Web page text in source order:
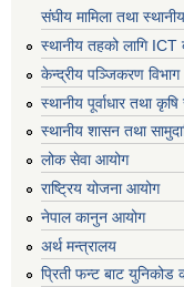
संघीय मामिला तथा
स्थानीय तहको लागि ICT
केन्द्रीय पञ्जिकरण विभाग
स्थानीय पूर्वाधार तथा
स्थानीय शासन तथा
लोक सेवा आयोग
राष्ट्रिय योजना आयोग
नेपाल कानुन आयोग
अर्थ मन्त्रालय
प्रिती फन्ट बाट युनिकोड